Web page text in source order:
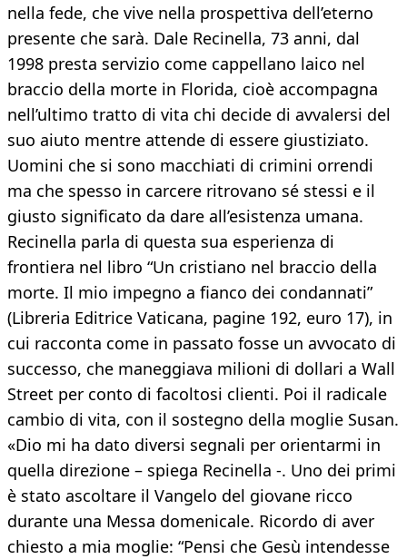
nella fede, che vive nella prospettiva dell’eterno
presente che sarà. Dale Recinella, 73 anni, dal
1998 presta servizio come cappellano laico nel
braccio della morte in Florida, cioè accompagna
nell’ultimo tratto di vita chi decide di avvalersi del
suo aiuto mentre attende di essere giustiziato.
Uomini che si sono macchiati di crimini orrendi
ma che spesso in carcere ritrovano sé stessi e il
giusto significato da dare all’esistenza umana.
Recinella parla di questa sua esperienza di
frontiera nel libro “Un cristiano nel braccio della
morte. Il mio impegno a fianco dei condannati”
(Libreria Editrice Vaticana, pagine 192, euro 17), in
cui racconta come in passato fosse un avvocato di
successo, che maneggiava milioni di dollari a Wall
Street per conto di facoltosi clienti. Poi il radicale
cambio di vita, con il sostegno della moglie Susan.
«Dio mi ha dato diversi segnali per orientarmi in
quella direzione – spiega Recinella -. Uno dei primi
è stato ascoltare il Vangelo del giovane ricco
durante una Messa domenicale. Ricordo di aver
chiesto a mia moglie: “Pensi che Gesù intendesse